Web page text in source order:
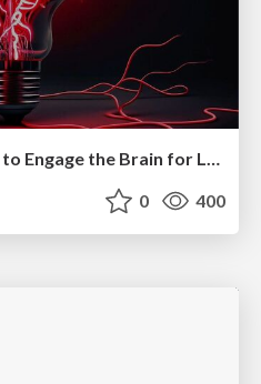
Primal Persuasion: How to Engage the Brain for Learning That Lasts
0 400